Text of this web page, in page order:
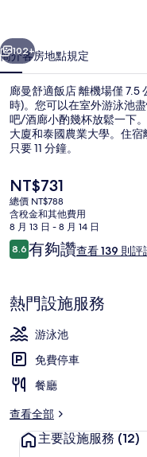
相
片
集
個 下一個
102+
簡介客房地點規定
廊曼舒適飯店 離機場僅 7.5
時)。您可以在室外游泳池
吧/酒廊小酌幾杯放鬆一下
大廈和泰國農業大學。住
只要 11 分鐘。
目
前
的
價
格
是
NT$731
總價 NT$788
含稅金和其他費用
8 月 13 日 - 8 月 14 日
評
論
8.68.6 分，滿分 10 分，
有夠讚查看 139 則評
熱門設施服務
游泳池
免費停車
餐廳
查看全部
主要設施服務 (12)